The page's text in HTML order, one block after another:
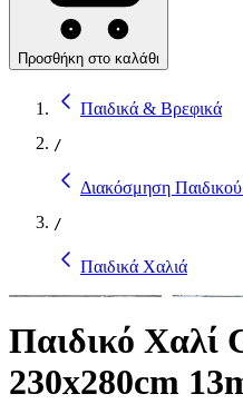
Προσθήκη στο καλάθι
Παιδικά & Βρεφικά
/
Διακόσμηση
/
Παιδικά Χαλιά
Παιδικό Χαλί
230x280cm